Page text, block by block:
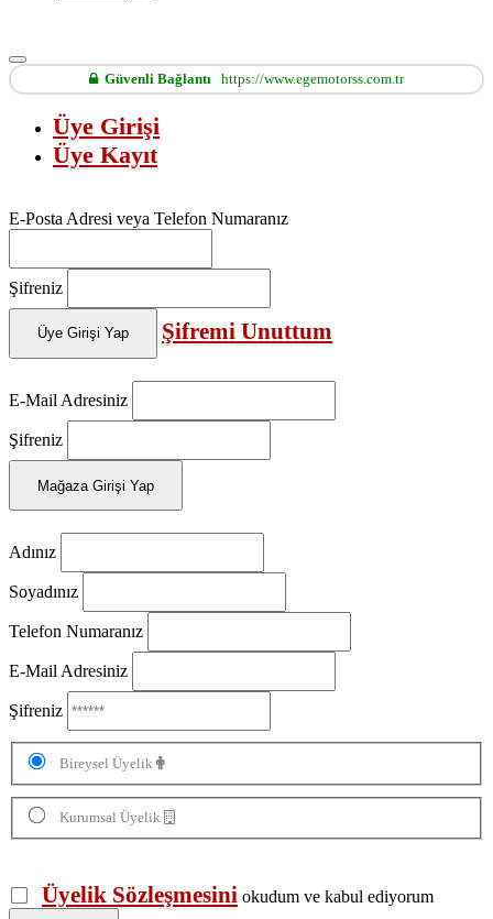
Güvenli Bağlantı https://www.egemotorss.com.tr
Üye Girişi
Üye Kayıt
E-Posta Adresi veya Telefon Numaranız
Şifreniz
Üye Girişi Yap Şifremi Unuttum
E-Mail Adresiniz
Şifreniz
Mağaza Girişi Yap
Adınız
Soyadınız
Telefon Numaranız
E-Mail Adresiniz
Şifreniz
Bireysel Üyelik
Kurumsal Üyelik
Üyelik Sözleşmesini okudum ve kabul ediyorum